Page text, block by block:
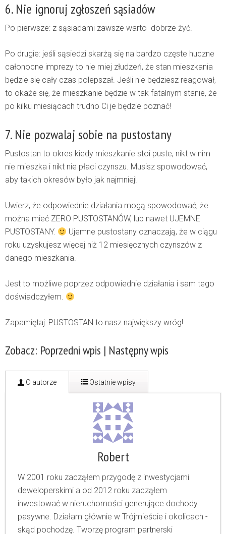
6. Nie ignoruj zgłoszeń sąsiadów
Po pierwsze: z sąsiadami zawsze warto dobrze żyć.
Po drugie: jeśli sąsiedzi skarżą się na bardzo częste huczne
całonocne imprezy to nie miej złudzeń, że stan mieszkania
będzie się cały czas polepszał. Jeśli nie będziesz reagował,
to okaże się, że mieszkanie będzie w tak fatalnym stanie, że
po kilku miesiącach trudno Ci je będzie poznać!
7. Nie pozwalaj sobie na pustostany
Pustostan to okres kiedy mieszkanie stoi puste, nikt w nim
nie mieszka i nikt nie płaci czynszu. Musisz spowodować,
aby takich okresów było jak najmniej!
Uwierz, że odpowiednie działania mogą spowodować, że
można mieć ZERO PUSTOSTANÓW, lub nawet UJEMNE
PUSTOSTANY.
Ujemne pustostany oznaczają, że w ciągu
roku uzyskujesz więcej niż 12 miesięcznych czynszów z
danego mieszkania.
Jest to możliwe poprzez odpowiednie działania i sam tego
doświadczyłem.
Zapamiętaj: PUSTOSTAN to nasz największy wróg!
Zobacz: Poprzedni wpis | Następny wpis
O autorze Ostatnie wpisy
Robert
W 2001 roku zacząłem przygodę z inwestycjami
deweloperskimi a od 2012 roku zacząłem
inwestować w nieruchomości generujące dochody
pasywne. Działam głównie w Trójmieście i okolicach -
skąd pochodzę. Tworzę program partnerski